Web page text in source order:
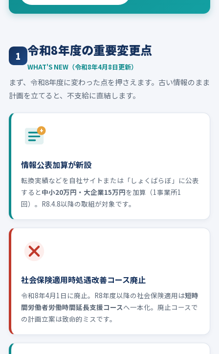
1 令和8年度の重要変更点
WHAT'S NEW（令和8年4月8日更新）
まず、令和8年度に変わった点を押さえます。古い情報のまま
計画を立てると、不支給に直結します。
+
情報公表加算が新設
転換実績などを自社サイトまたは「しょくばらぼ」に公表
すると中小20万円・大企業15万円を加算（1事業所1
回）。R8.4.8以降の取組が対象です。
社会保険適用時処遇改善コース廃止
令和8年4月1日に廃止。R8年度以降の社会保険適用は短時
間労働者労働時間延長支援コースへ一本化。廃止コースで
の計画立案は致命的ミスです。